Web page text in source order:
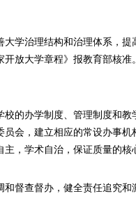
学治理结构和治理体系，
放大学章程》报教育部核
校的办学制度、管理制度和
会，建立相应的常设办事
，学术自治，保证质量的核
和督查督办，健全责任追究